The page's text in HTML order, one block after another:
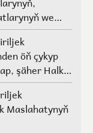
we
öň çykyp
şäher Halk
ýerine
Maslahatynyň